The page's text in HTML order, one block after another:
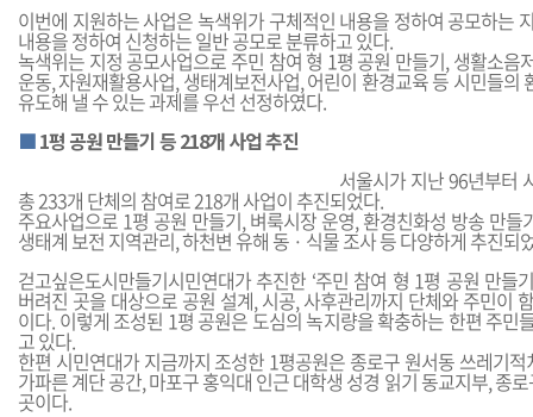
이번에 지원하는 사업은 녹색위가 구체적인 내용을 정하여 공모하는
내용을 정하여 신청하는 일반 공모로 분류하고 있다.
녹색위는 지정 공모사업으로 주민 참여 형 1평 공원 만들기, 생활소음
운동, 자원재활용사업, 생태계보전사업, 어린이 환경교육 등 시민들의
유도해 낼 수 있는 과제를 우선 선정하였다.
■1평 공원 만들기 등 218개 사업 추진
서울시가 지난 96년부터
총 233개 단체의 참여로 218개 사업이 추진되었다.
주요사업으로 1평 공원 만들기, 벼룩시장 운영, 환경친화성 방송 만들
생태계 보전 지역관리, 하천변 유해 동 · 식물 조사 등 다양하게 추진되
걷고싶은도시만들기시민연대가 추진한 ‘주민 참여 형 1평 공원 만들
버려진 곳을 대상으로 공원 설계, 시공, 사후관리까지 단체와 주민이
이다. 이렇게 조성된 1평 공원은 도심의 녹지량을 확충하는 한편 주민
고 있다.
한편 시민연대가 지금까지 조성한 1평공원은 종로구 원서동 쓰레기
가파른 계단 공간, 마포구 홍익대 인근 대학생 성경 읽기 동교지부, 종
곳이다.